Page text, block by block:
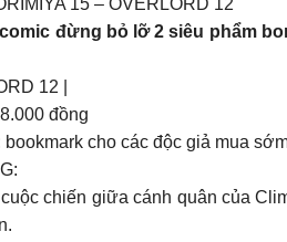
đừng bỏ lỡ 2 siêu phẩm
12 |
đồng
bookmark cho các độc giả mua
chiến giữa cánh quân của